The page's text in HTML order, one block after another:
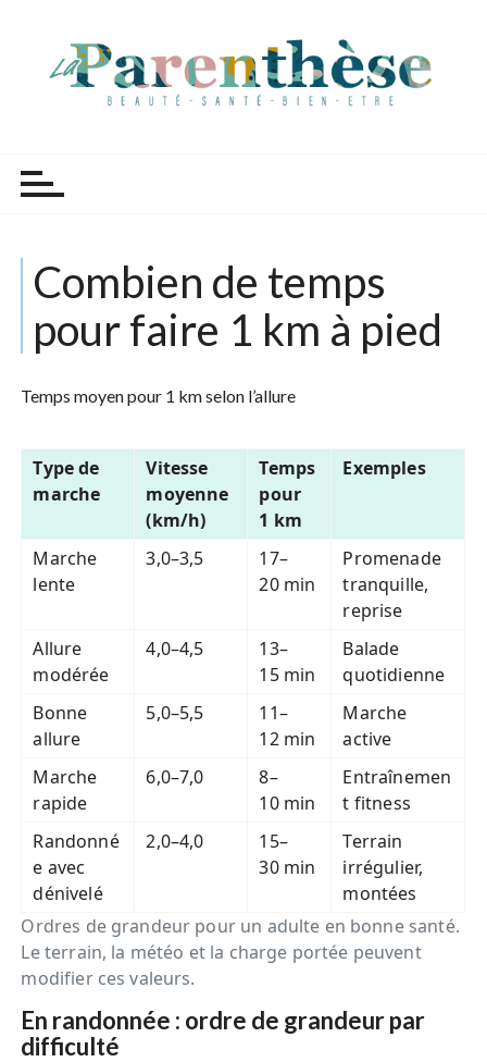
Combien de temps
pour faire 1 km à pied
Temps moyen pour 1 km selon l’allure
Type de
marche
Vitesse
moyenne
(km/h)
Temps
pour
1 km
Exemples
Marche
lente
3,0–3,5
17–
20 min
Promenade
tranquille,
reprise
Allure
modérée
4,0–4,5
13–
15 min
Balade
quotidienne
Bonne
allure
5,0–5,5
11–
12 min
Marche
active
Marche
rapide
6,0–7,0
8–
10 min
Entraînemen
t fitness
Randonné
e avec
dénivelé
2,0–4,0
15–
30 min
Terrain
irrégulier,
montées
Ordres de grandeur pour un adulte en bonne santé.
Le terrain, la météo et la charge portée peuvent
modifier ces valeurs.
En randonnée : ordre de grandeur par
difficulté